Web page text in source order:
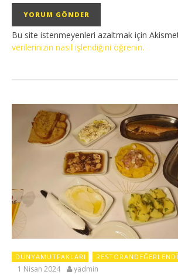
Bu site istenmeyenleri azaltmak için
verilerinizin nasıl işlendiğini öğrenin.
DÜNYAMUTFAKLARI
1 Nisan 2024 yadmin